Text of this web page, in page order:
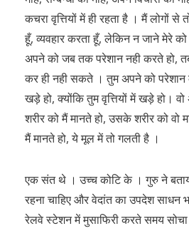
कचरा वृत्तियों में ही रहता है । मैं लोगों से
हूँ, व्यवहार करता हूँ, लेकिन न जाने मेरे
अपने को जब तक परेशान नही करते हो,
कर ही नही सकते । तुम अपने को
खड़े हो, क्योंकि तुम वृत्तियों में खड़े हो।
शरीर को मैं मानते हो, उसके शरीर को वो
मैं मानते हो, ये मूल में तो गलती है ।
एक संत थे । उच्च कोटि के । गुरु ने
रहना चाहिए और वेदांत का उपदेश
रेलवे स्टेशन में मुसाफिरी करते समय